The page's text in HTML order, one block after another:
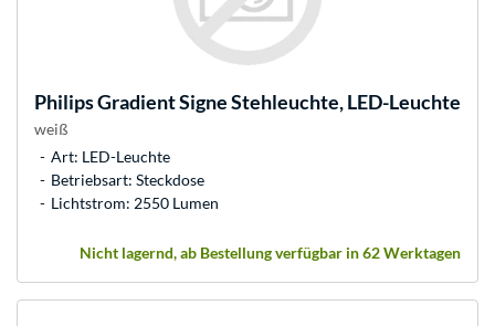
PhilipsGradient Signe Stehleuchte, LED-Leuchte
weiß
Art: LED-Leuchte
Betriebsart: Steckdose
Lichtstrom: 2550 Lumen
Nicht lagernd, ab Bestellung verfügbar in 62 Werktagen